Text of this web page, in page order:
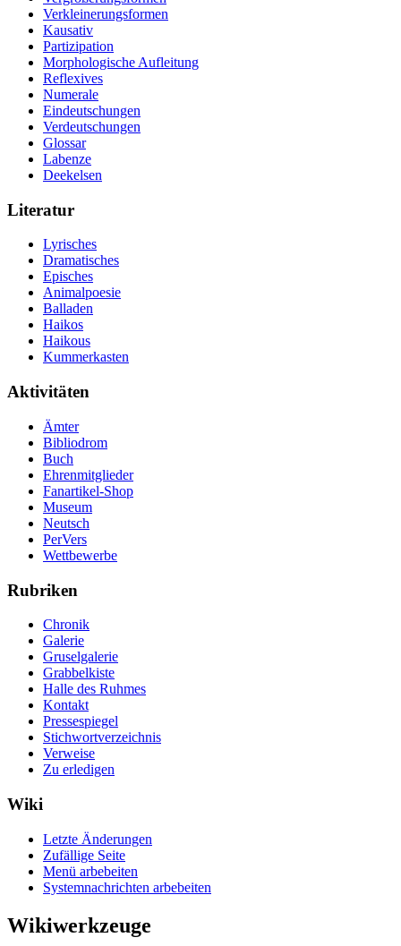
Verkleinerungsformen
Kausativ
Partizipation
Morphologische Aufleitung
Reflexives
Numerale
Eindeutschungen
Verdeutschungen
Glossar
Labenze
Deekelsen
Literatur
Lyrisches
Dramatisches
Episches
Animalpoesie
Balladen
Haikos
Haikous
Kummerkasten
Aktivitäten
Ämter
Bibliodrom
Buch
Ehrenmitglieder
Fanartikel-Shop
Museum
Neutsch
PerVers
Wettbewerbe
Rubriken
Chronik
Galerie
Gruselgalerie
Grabbelkiste
Halle des Ruhmes
Kontakt
Pressespiegel
Stichwortverzeichnis
Verweise
Zu erledigen
Wiki
Letzte Änderungen
Zufällige Seite
Menü arbebeiten
Systemnachrichten arbebeiten
Wikiwerkzeuge